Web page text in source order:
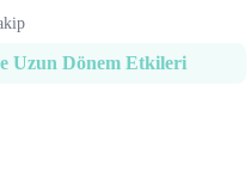
Uzun Dönem Etkileri